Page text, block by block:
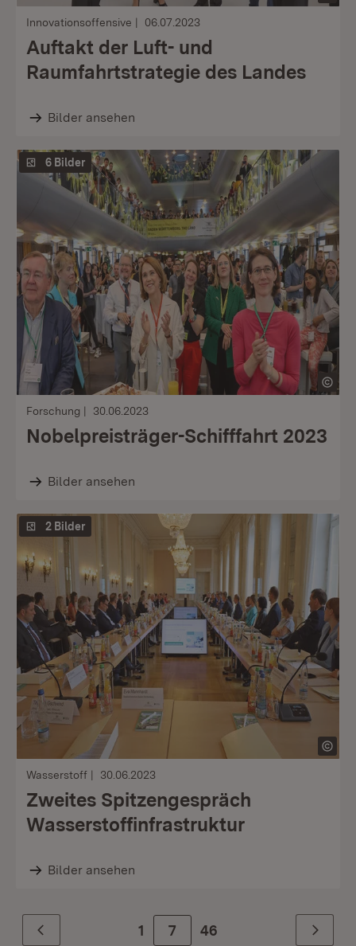
Innovationsoffensive 06.07.2023
Auftakt der Luft- und
Raumfahrtstrategie des Landes
Bilder ansehen
6 Bilder
Forschung 30.06.2023
Nobelpreisträger-Schifffahrt 2023
Bilder ansehen
2 Bilder
Wasserstoff 30.06.2023
Zweites Spitzengespräch
Wasserstoffinfrastruktur
Bilder ansehen
Zurück 1 Zur Seite
7 46 Weiter